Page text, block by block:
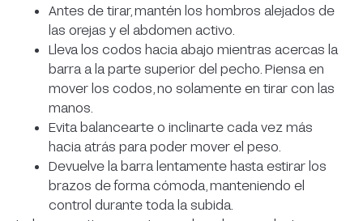
Antes de tirar, mantén los hombros alejados de
las orejas y el abdomen activo.
Lleva los codos hacia abajo mientras acercas la
barra a la parte superior del pecho. Piensa en
mover los codos, no solamente en tirar con las
manos.
Evita balancearte o inclinarte cada vez más
hacia atrás para poder mover el peso.
Devuelve la barra lentamente hasta estirar los
brazos de forma cómoda, manteniendo el
control durante toda la subida.